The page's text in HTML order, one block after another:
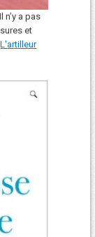
n’y a pas
et
L'arti lleur